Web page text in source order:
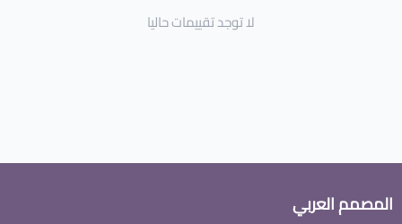
لا توجد تقييمات حاليا
المصمم العربي